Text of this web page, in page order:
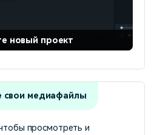
новый проект
свои медиафайлы
просмотреть и